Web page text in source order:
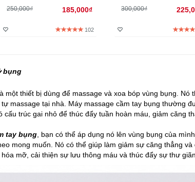
đầu
250,000₫ 185,000₫
102
300,000₫
bụng
một thiết bị dùng để massage và xoa bóp vùng bụng. Nó
massage tại nhà. Máy massage cầm tay bụng thường
cấu trúc gai nhỏ để thúc đẩy tuần hoàn máu, giảm căng
tay bụng , bạn có thể áp dụng nó lên vùng bụng của
mong muốn. Nó có thể giúp làm giảm sự căng thẳng và
mỡ, cải thiện sự lưu thông máu và thúc đẩy sự thư giãn.